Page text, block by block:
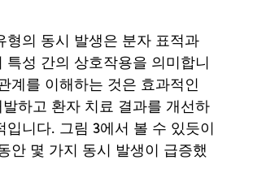
형의 동시 발생은 분자 표적과
특성 간의 상호작용을 의미합니
계를 이해하는 것은 효과적인
하고 환자 치료 결과를 개선하
입니다. 그림 3에서 볼 수 있듯이
안 몇 가지 동시 발생이 급증했